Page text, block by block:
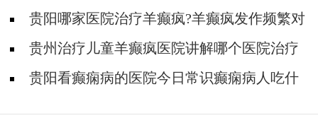
解吗?贵阳哪家医院治疗羊癫疯?羊癫疯发作频繁对
身体有什么危害?
贵州治疗儿童羊癫疯医院讲解哪个医院治疗
羊儿疯好?
贵阳看癫痫病的医院今日常识癫痫病人吃什